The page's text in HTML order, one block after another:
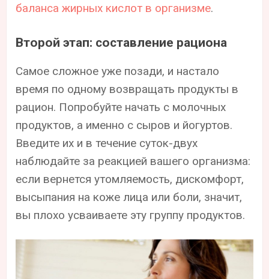
баланса жирных кислот в организме.
Второй этап: составление рациона
Самое сложное уже позади, и настало
время по одному возвращать продукты в
рацион. Попробуйте начать с молочных
продуктов, а именно с сыров и йогуртов.
Введите их и в течение суток-двух
наблюдайте за реакцией вашего организма:
если вернется утомляемость, дискомфорт,
высыпания на коже лица или боли, значит,
вы плохо усваиваете эту группу продуктов.